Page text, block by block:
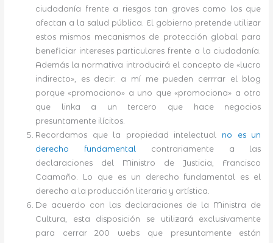
ciudadanía frente a riesgos tan graves como los que
afectan a la salud pública. El gobierno pretende utilizar
estos mismos mecanismos de protección global para
beneficiar intereses particulares frente a la ciudadanía.
Además la normativa introducirá el concepto de «lucro
indirecto», es decir: a mí me pueden cerrrar el blog
porque «promociono» a uno que «promociona» a otro
que linka a un tercero que hace negocios
presuntamente ilícitos.
Recordamos que la propiedad intelectual no es un
derecho fundamental contrariamente a las
declaraciones del Ministro de Justicia, Francisco
Caamaño. Lo que es un derecho fundamental es el
derecho a la producción literaria y artística.
De acuerdo con las declaraciones de la Ministra de
Cultura, esta disposición se utilizará exclusivamente
para cerrar 200 webs que presuntamente están